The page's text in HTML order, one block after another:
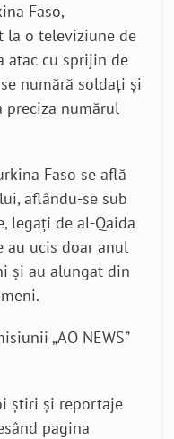
Faso,
la o televiziune de
atac cu sprijin de
numără soldați și
preciza numărul
Faso se află
aflându-se sub
legați de al-Qaida
au ucis doar anul
și au alungat din
„AO NEWS”
știri și reportaje
pagina